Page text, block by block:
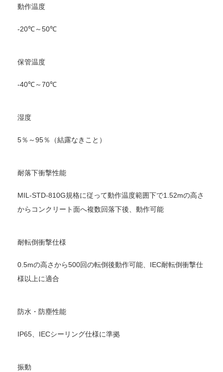
動作温度
-20℃～50℃
保管温度
-40℃～70℃
湿度
5％～95％（結露なきこと）
耐落下衝撃性能
MIL-STD-810G規格に従って動作温度範囲下で1.52mの高さ
からコンクリート面へ複数回落下後、動作可能
耐転倒衝撃仕様
0.5mの高さから500回の転倒後動作可能、IEC耐転倒衝撃仕
様以上に適合
防水・防塵性能
IP65、IECシーリング仕様に準拠
振動